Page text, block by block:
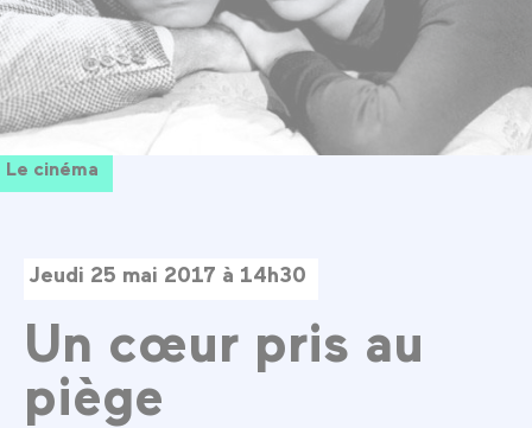
Le cinéma
Jeudi 25 mai 2017 à 14h30
Un cœur pris au
piège